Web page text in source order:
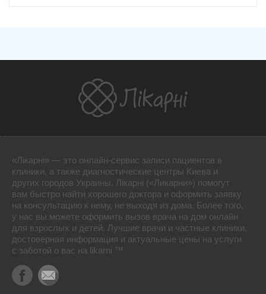
«Лікарні» — это онлайн-сервис записи пациентов в
клиники, а также диагностические центры Киева и
других городов Украины. Лікарні («Ликарни») помогут
вам быстро найти хорошего доктора и оформить заявку
на консультацию к нему, не выходя из дома. Более того,
у нас вы можете оформить вызов врача на дом онлайн
для взрослых и детей. Лучшие врачи и частные клиники,
достоверная информация и актуальные цены на услуги
с заботой о вас на likarni ™